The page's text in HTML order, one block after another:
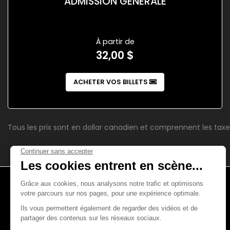
À partir de
32,00 $
ACHETER VOS BILLETS
Tous les prix sont en dollar canadien et comprennent les